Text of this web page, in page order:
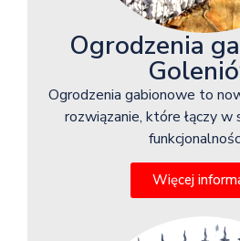
Ogrodzenia
Ogrodzenia gabionowe to
rozwiązanie, które łączy
Więcej